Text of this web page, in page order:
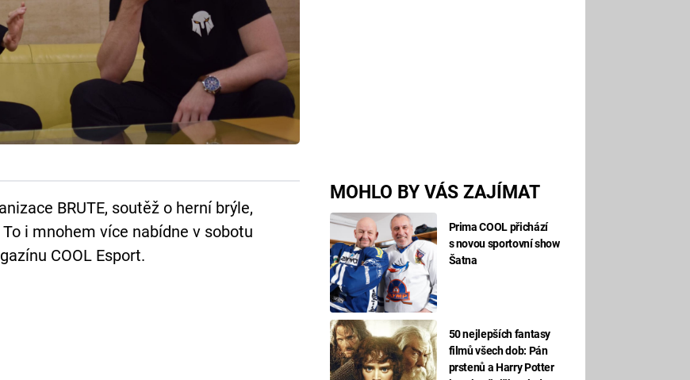
MOHLO BY VÁS ZAJÍMAT
Prima COOL přichází
s novou sportovní show
Šatna
50 nejlepších fantasy
filmů všech dob: Pán
prstenů a Harry Potter
BRUTE, soutěž o herní brýle,
i mnohem více nabídne v sobotu
COOL Esport.